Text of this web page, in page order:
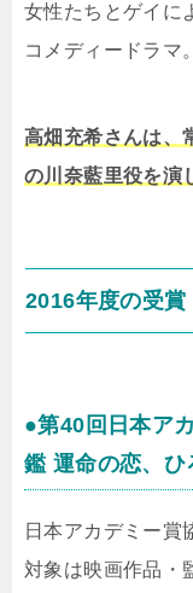
女性たちとゲイに
コメディードラマ。
高畑充希さんは、
の川奈藍里役を演
2016年度の受賞
●第40回日本ア
鑑 運命の恋、ひ
日本アカデミー賞
対象は映画作品・